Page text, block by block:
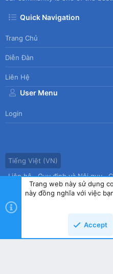
Quick Navigation
Trang Chủ
Diễn Đàn
Liên Hệ
User Menu
Login
Tiếng Việt (VN)
Liên hệ
Quy định và Nội quy
Trang chủ
R
copyright by
Trang web này sử dụng
này đồng nghĩa với việc
Accept